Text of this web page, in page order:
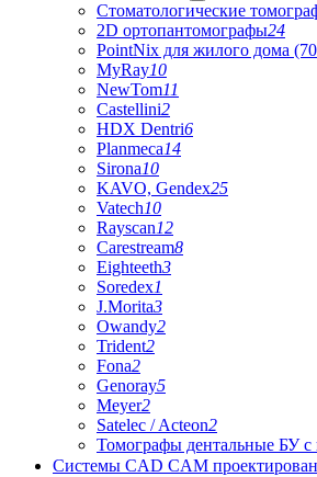
Стоматологические
2D ортопантомографы24
PointNix для жилого дома
MyRay10
NewTom11
Castellini2
HDX Dentri6
Planmeca14
Sirona10
KAVO, Gendex25
Vatech10
Rayscan12
Carestream8
Eighteeth3
Soredex1
J.Morita3
Owandy2
Trident2
Fona2
Genoray5
Meyer2
Satelec / Acteon2
Томографы дентальные БУ с
Системы CAD CAM